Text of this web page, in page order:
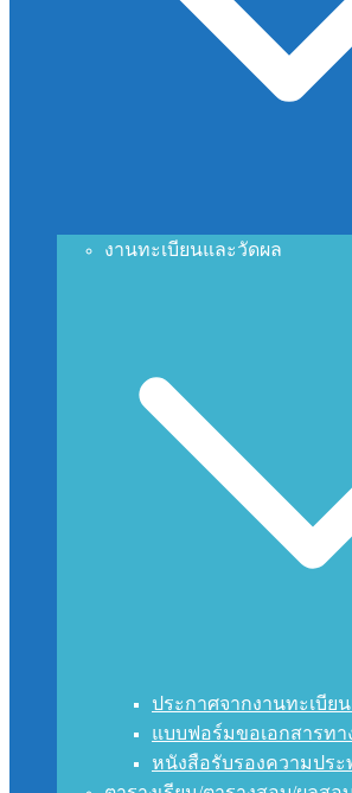
งานทะเบียนและวัดผล
ประกาศจากงานทะเบีย
แบบฟอร์มขอเอกสารทา
หนังสือรับรองความประ